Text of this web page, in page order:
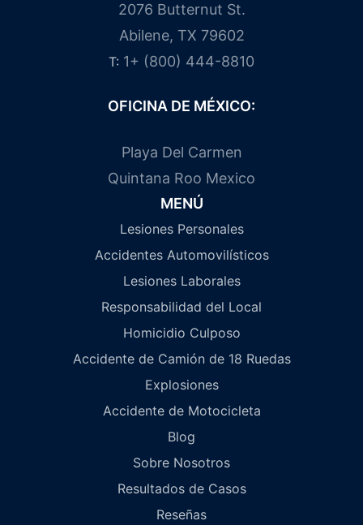
2076 Butternut St.
Abilene, TX 79602
T: 1+ (800) 444-8810
OFICINA DE MÉXICO:
Playa Del Carmen
Quintana Roo Mexico
MENÚ
Lesiones Personales
Accidentes Automovilísticos
Lesiones Laborales
Responsabilidad del Local
Homicidio Culposo
Accidente de Camión de 18 Ruedas
Explosiones
Accidente de Motocicleta
Blog
Sobre Nosotros
Resultados de Casos
Reseñas